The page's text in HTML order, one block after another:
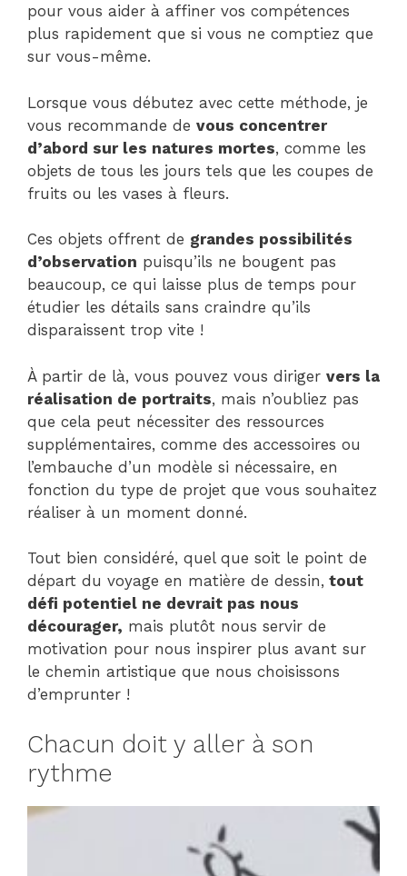
pour vous aider à affiner vos compétences
plus rapidement que si vous ne comptiez que
sur vous-même.
Lorsque vous débutez avec cette méthode, je
vous recommande de vous concentrer
d’abord sur les natures mortes, comme les
objets de tous les jours tels que les coupes de
fruits ou les vases à fleurs.
Ces objets offrent de grandes possibilités
d’observation puisqu’ils ne bougent pas
beaucoup, ce qui laisse plus de temps pour
étudier les détails sans craindre qu’ils
disparaissent trop vite !
À partir de là, vous pouvez vous diriger vers la
réalisation de portraits, mais n’oubliez pas
que cela peut nécessiter des ressources
supplémentaires, comme des accessoires ou
l’embauche d’un modèle si nécessaire, en
fonction du type de projet que vous souhaitez
réaliser à un moment donné.
Tout bien considéré, quel que soit le point de
départ du voyage en matière de dessin, tout
défi potentiel ne devrait pas nous
décourager, mais plutôt nous servir de
motivation pour nous inspirer plus avant sur
le chemin artistique que nous choisissons
d’emprunter !
Chacun doit y aller à son
rythme